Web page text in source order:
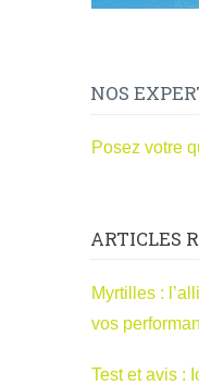
NOS
Posez votre
ARTICLES
Myrtilles :
vos
Test et avis :